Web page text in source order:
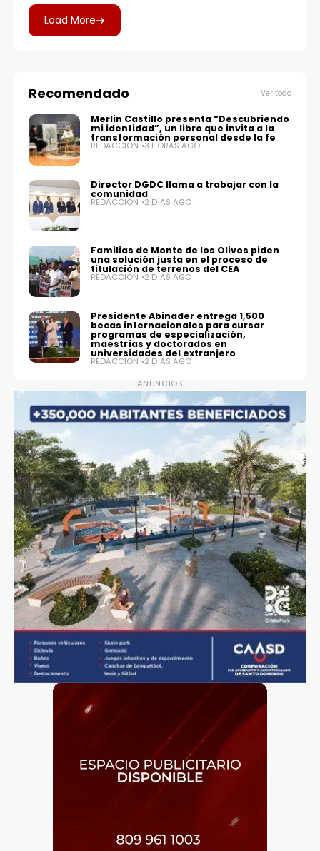
Luis Abinader inauguró este viernes
Load More
Recomendado Ver todo
Merlin Castillo presenta “Descubriendo
mi identidad”, un libro que invita a la
transformación personal desde la fe
REDACCIÓN 3 HORAS AGO
Director DGDC llama a trabajar con la
comunidad
REDACCIÓN 2 DÍAS AGO
Familias de Monte de los Olivos piden
una solución justa en el proceso de
titulación de terrenos del CEA
REDACCIÓN 2 DÍAS AGO
Presidente Abinader entrega 1,500
becas internacionales para cursar
programas de especialización,
maestrías y doctorados en
universidades del extranjero
REDACCIÓN
2 DÍAS AGO
ANUNCIOS